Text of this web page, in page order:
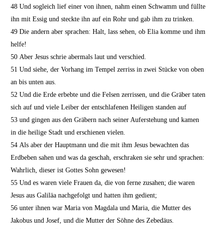
48Und sogleich lief einer von ihnen, nahm einen Schwamm und füllte
ihn mit Essig und steckte ihn auf ein Rohr und gab ihm zu trinken.
49Die andern aber sprachen: Halt, lass sehen, ob Elia komme und ihm
helfe!
50Aber Jesus schrie abermals laut und verschied.
51Und siehe, der Vorhang im Tempel zerriss in zwei Stücke von oben
an bis unten aus.
52Und die Erde erbebte und die Felsen zerrissen, und die Gräber taten
sich auf und viele Leiber der entschlafenen Heiligen standen auf
53und gingen aus den Gräbern nach seiner Auferstehung und kamen
in die heilige Stadt und erschienen vielen.
54Als aber der Hauptmann und die mit ihm Jesus bewachten das
Erdbeben sahen und was da geschah, erschraken sie sehr und sprachen:
Wahrlich, dieser ist Gottes Sohn gewesen!
55Und es waren viele Frauen da, die von ferne zusahen; die waren
Jesus aus Galiläa nachgefolgt und hatten ihm gedient;
56unter ihnen war Maria von Magdala und Maria, die Mutter des
Jakobus und Josef, und die Mutter der Söhne des Zebedäus.